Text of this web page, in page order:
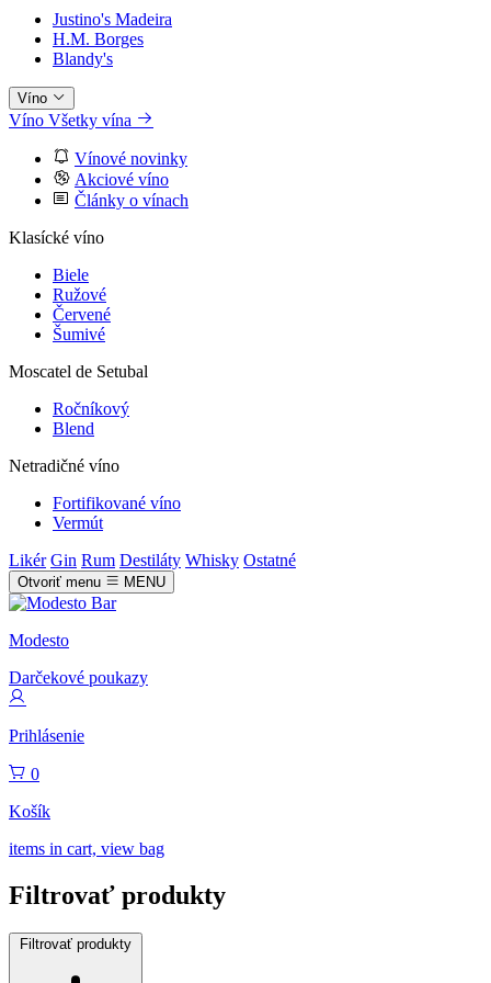
Justino's Madeira
H.M. Borges
Blandy's
Víno
Víno Všetky vína
Vínové novinky
Akciové víno
Články o vínach
Klasícké víno
Biele
Ružové
Červené
Šumivé
Moscatel de Setubal
Ročníkový
Blend
Netradičné víno
Fortifikované víno
Vermút
Likér Gin Rum Destiláty Whisky Ostatné
Otvoriť menu MENU
Modesto
Darčekové poukazy
Prihlásenie
0
Košík
items in cart, view bag
Filtrovať produkty
Filtrovať produkty